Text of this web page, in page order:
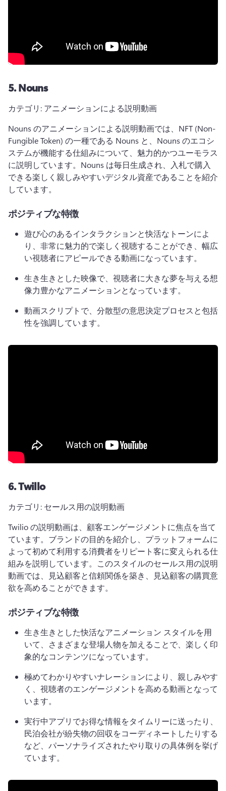
5.Nouns
カテゴリ: アニメーションによる説明動画
Nouns のアニメーションによる説明動画では、NFT (Non-
Fungible Token) の一種である Nouns と、Nouns のエコシ
ステムが機能する仕組みについて、魅力的かつユーモラス
に説明しています。 Nouns は毎日生成され、入札で購入
できる楽しく親しみやすいデジタル資産であることを紹介
しています。
ポジティブな特徴
遊び心のあるインタラクションと快活なトーンによ
り、非常に魅力的で楽しく視聴することができ、幅広
い視聴者にアピールできる動画になっています。
生き生きとした映像で、視聴者に大きな夢を与える想
像力豊かなアニメーションとなっています。
動画スクリプトで、分散型の意思決定プロセスと包括
性を強調しています。
6.Twillo
カテゴリ: セールス用の説明動画
Twilio の説明動画は、顧客エンゲージメントに焦点を当て
ています。 ブランドの目的を紹介し、プラットフォームに
よって初めて利用する消費者をリピート客に変えられる仕
組みを説明しています。 このスタイルのセールス用の説明
動画では、見込顧客と信頼関係を築き、見込顧客の購買意
欲を高めることができます。
ポジティブな特徴
生き生きとした快活なアニメーション スタイルを用
いて、さまざまな登場人物を加えることで、楽しく印
象的なコンテンツになっています。
極めてわかりやすいナレーションにより、親しみやす
く、視聴者のエンゲージメントを高める動画となって
います。
実行中アプリでお得な情報をタイムリーに送ったり、
民泊会社が紛失物の回収をコーディネートしたりする
など、パーソナライズされたやり取りの具体例を挙げ
ています。